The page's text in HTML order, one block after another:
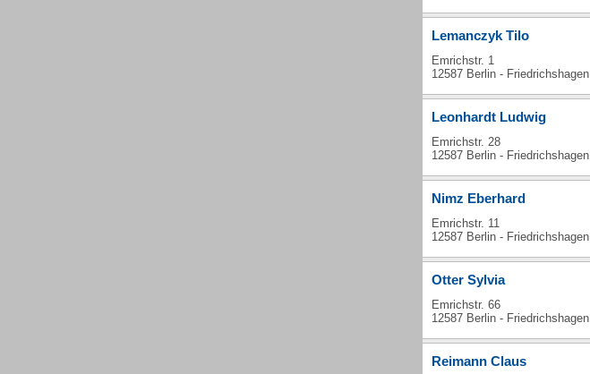
Lemanczyk Tilo
Emrichstr. 1
12587 Berlin - Friedrichshagen
Leonhardt Ludwig
Emrichstr. 28
12587 Berlin - Friedrichshagen
Nimz Eberhard
Emrichstr. 11
12587 Berlin - Friedrichshagen
Otter Sylvia
Emrichstr. 66
12587 Berlin - Friedrichshagen
Reimann Claus